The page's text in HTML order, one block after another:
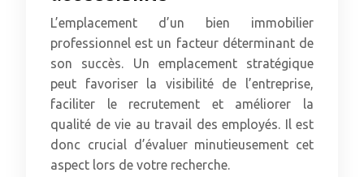
L’emplacement d’un bien immobilier
professionnel est un facteur déterminant de
son succès. Un emplacement stratégique
peut favoriser la visibilité de l’entreprise,
faciliter le recrutement et améliorer la
qualité de vie au travail des employés. Il est
donc crucial d’évaluer minutieusement cet
aspect lors de votre recherche.